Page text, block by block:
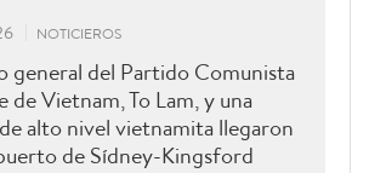
NOTICIEROS
general del Partido Comunista
de Vietnam, To Lam, y una
alto nivel vietnamita llegaron
de Sídney-Kingsford